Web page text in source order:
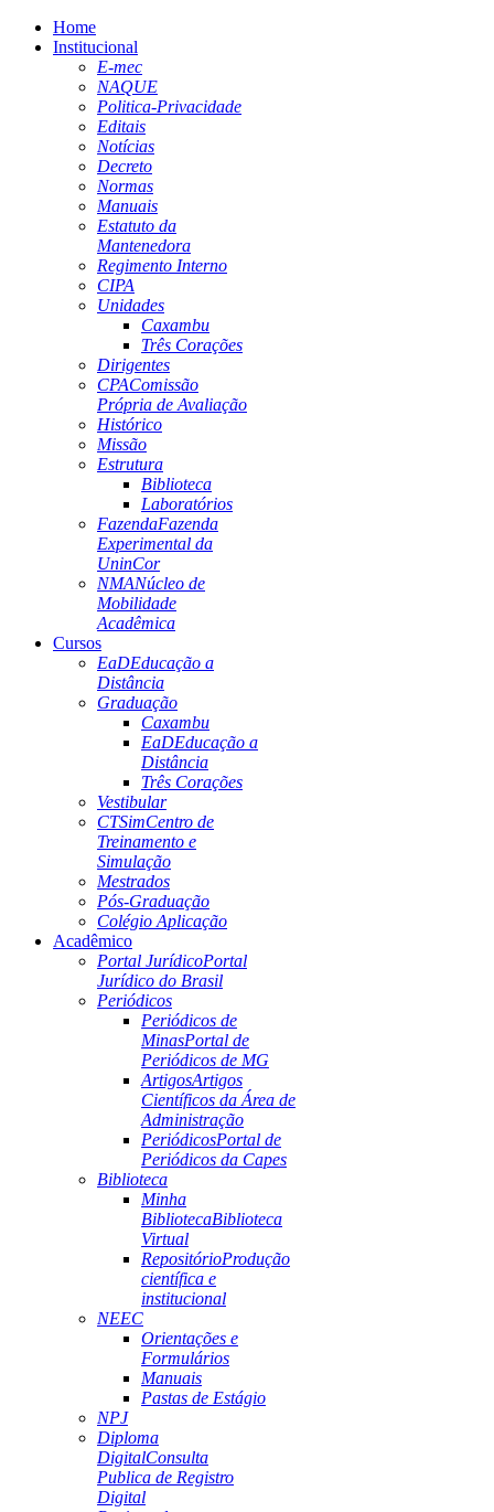
Home
Institucional
E-mec
NAQUE
Politica-Privacidade
Editais
Notícias
Decreto
Normas
Manuais
Estatuto da
Mantenedora
Regimento Interno
CIPA
Unidades
Caxambu
Três Corações
Dirigentes
CPAComissão
Própria de Avaliação
Histórico
Missão
Estrutura
Biblioteca
Laboratórios
FazendaFazenda
Experimental da
UninCor
NMANúcleo de
Mobilidade
Acadêmica
Cursos
EaDEducação a
Distância
Graduação
Caxambu
EaDEducação a
Distância
Três Corações
Vestibular
CTSimCentro de
Treinamento e
Simulação
Mestrados
Pós-Graduação
Colégio Aplicação
Acadêmico
Portal JurídicoPortal
Jurídico do Brasil
Periódicos
Periódicos de
MinasPortal de
Periódicos de MG
ArtigosArtigos
Científicos da Área de
Administração
PeriódicosPortal de
Periódicos da Capes
Biblioteca
Minha
BibliotecaBiblioteca
Virtual
RepositórioProdução
científica e
institucional
NEEC
Orientações e
Formulários
Manuais
Pastas de Estágio
NPJ
Diploma
DigitalConsulta
Publica de Registro
Digital